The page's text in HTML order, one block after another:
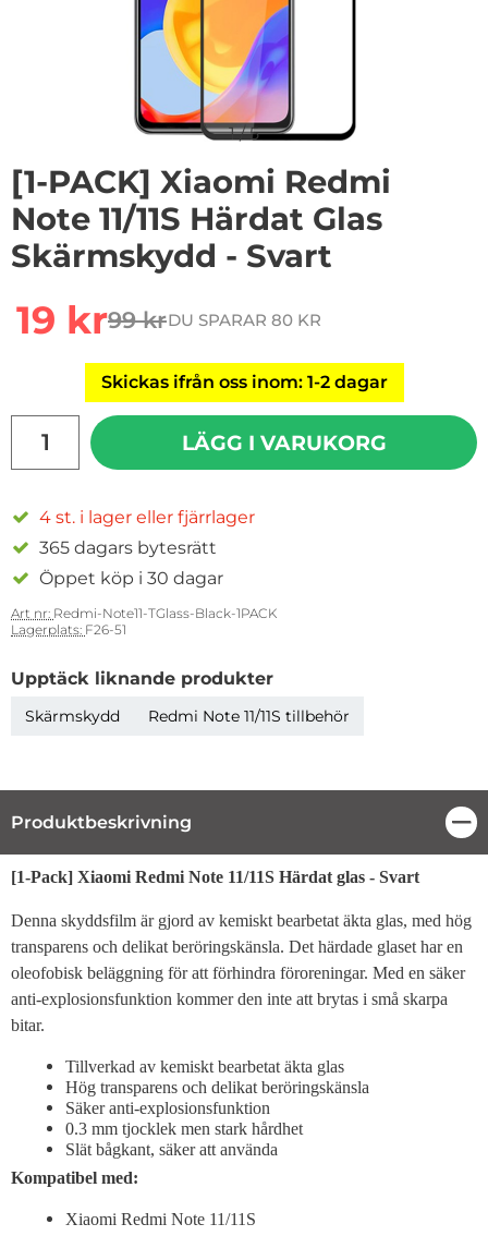
1/5
[1-PACK] Xiaomi Redmi
Note 11/11S Härdat Glas
Skärmskydd - Svart
rea pris
19 krtidigare pris
99 krDU SPARAR 80 KR
Skickas ifrån oss inom: 1-2 dagar
LÄGG I VARUKORG
4 st. i lager eller fjärrlager
365 dagars bytesrätt
Öppet köp i 30 dagar
Art nr: Redmi-Note11-TGlass-Black-1PACK
Lagerplats: F26-51
Upptäck liknande produkter
Skärmskydd Redmi Note 11/11S tillbehör
Produktbeskrivning
Produktbeskrivning
[1-Pack] Xiaomi Redmi Note 11/11S Härdat glas - Svart
Denna skyddsfilm är gjord av kemiskt bearbetat äkta glas, med hög
transparens och delikat beröringskänsla. Det härdade glaset har en
oleofobisk beläggning för att förhindra föroreningar. Med en säker
anti-explosionsfunktion kommer den inte att brytas i små skarpa
bitar.
Tillverkad av kemiskt bearbetat äkta glas
Hög transparens och delikat beröringskänsla
Säker anti-explosionsfunktion
0.3 mm tjocklek men stark hårdhet
Slät bågkant, säker att använda
Kompatibel med:
Xiaomi Redmi Note 11/11S